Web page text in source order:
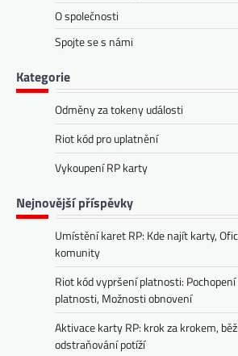
O společnosti
Spojte se s námi
Kategorie
Odměny za tokeny události
Riot kód pro uplatnění
Vykoupení RP karty
Nejnovější příspěvky
Umístění karet RP: Kde najít karty,
komunity
Riot kód vypršení platnosti:
platnosti, Možnosti obnovení
Aktivace karty RP: krok za krokem,
odstraňování potíží